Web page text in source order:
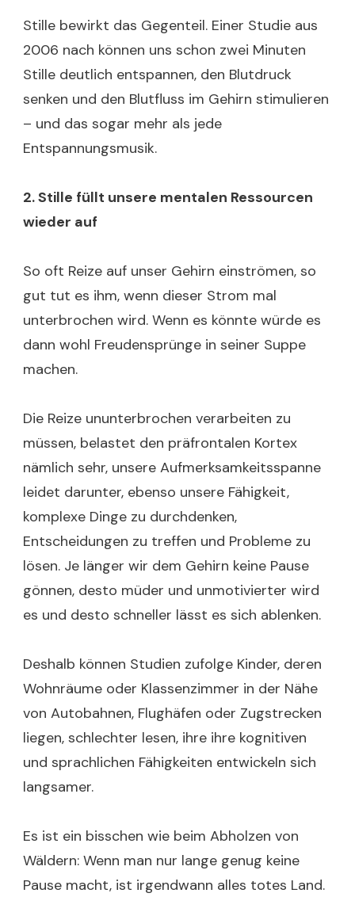
Stille bewirkt das Gegenteil. Einer Studie aus
2006 nach können uns schon zwei Minuten
Stille deutlich entspannen, den Blutdruck
senken und den Blutfluss im Gehirn stimulieren
– und das sogar mehr als jede
Entspannungsmusik.
2. Stille füllt unsere mentalen Ressourcen
wieder auf
So oft Reize auf unser Gehirn einströmen, so
gut tut es ihm, wenn dieser Strom mal
unterbrochen wird. Wenn es könnte würde es
dann wohl Freudensprünge in seiner Suppe
machen.
Die Reize ununterbrochen verarbeiten zu
müssen, belastet den präfrontalen Kortex
nämlich sehr, unsere Aufmerksamkeitsspanne
leidet darunter, ebenso unsere Fähigkeit,
komplexe Dinge zu durchdenken,
Entscheidungen zu treffen und Probleme zu
lösen. Je länger wir dem Gehirn keine Pause
gönnen, desto müder und unmotivierter wird
es und desto schneller lässt es sich ablenken.
Deshalb können Studien zufolge Kinder, deren
Wohnräume oder Klassenzimmer in der Nähe
von Autobahnen, Flughäfen oder Zugstrecken
liegen, schlechter lesen, ihre ihre kognitiven
und sprachlichen Fähigkeiten entwickeln sich
langsamer.
Es ist ein bisschen wie beim Abholzen von
Wäldern: Wenn man nur lange genug keine
Pause macht, ist irgendwann alles totes Land.